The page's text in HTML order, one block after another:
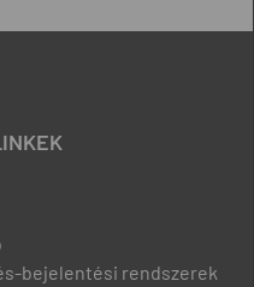
bejelentési rendszerek